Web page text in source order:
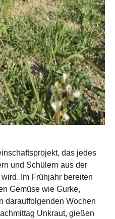
das jedes
und Schülern aus der
Im Frühjahr bereiten
Gemüse wie Gurke,
darauffolgenden Wochen
Unkraut, gießen